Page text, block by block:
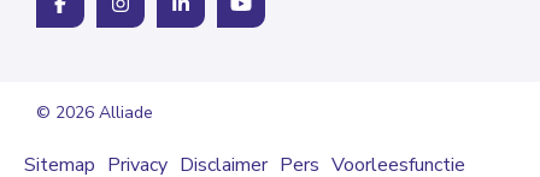
© 2026 Alliade
Sitemap Privacy Disclaimer Pers Voorleesfunctie